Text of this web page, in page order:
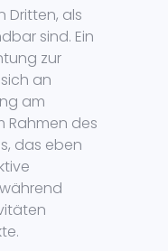
Dritten, als
sind. Ein
zur
an
am
Rahmen des
das eben